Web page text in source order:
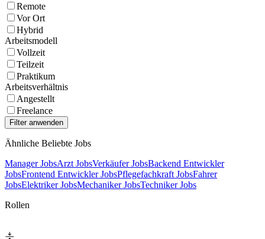
Remote
Vor Ort
Hybrid
Arbeitsmodell
Vollzeit
Teilzeit
Praktikum
Arbeitsverhältnis
Angestellt
Freelance
Ähnliche Beliebte Jobs
Manager JobsArzt JobsVerkäufer JobsBackend Entwickler
JobsFrontend Entwickler JobsPflegefachkraft JobsFahrer
JobsElektriker JobsMechaniker JobsTechniker Jobs
Rollen